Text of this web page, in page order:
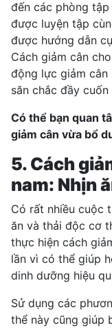
đến các phòng
được luyện tập
được hướng dẫn
Cách giảm cân
động lực giảm cân
săn chắc đầy cuốn
Có thể bạn quan
giảm cân vừa bổ
5. Cách
nam: Nhịn
Có rất nhiều cuộc
ăn và thải độc cơ
thực hiện cách
lần vì có thể giúp
dinh dưỡng hiệu
Sử dụng các
thể này cũng giúp